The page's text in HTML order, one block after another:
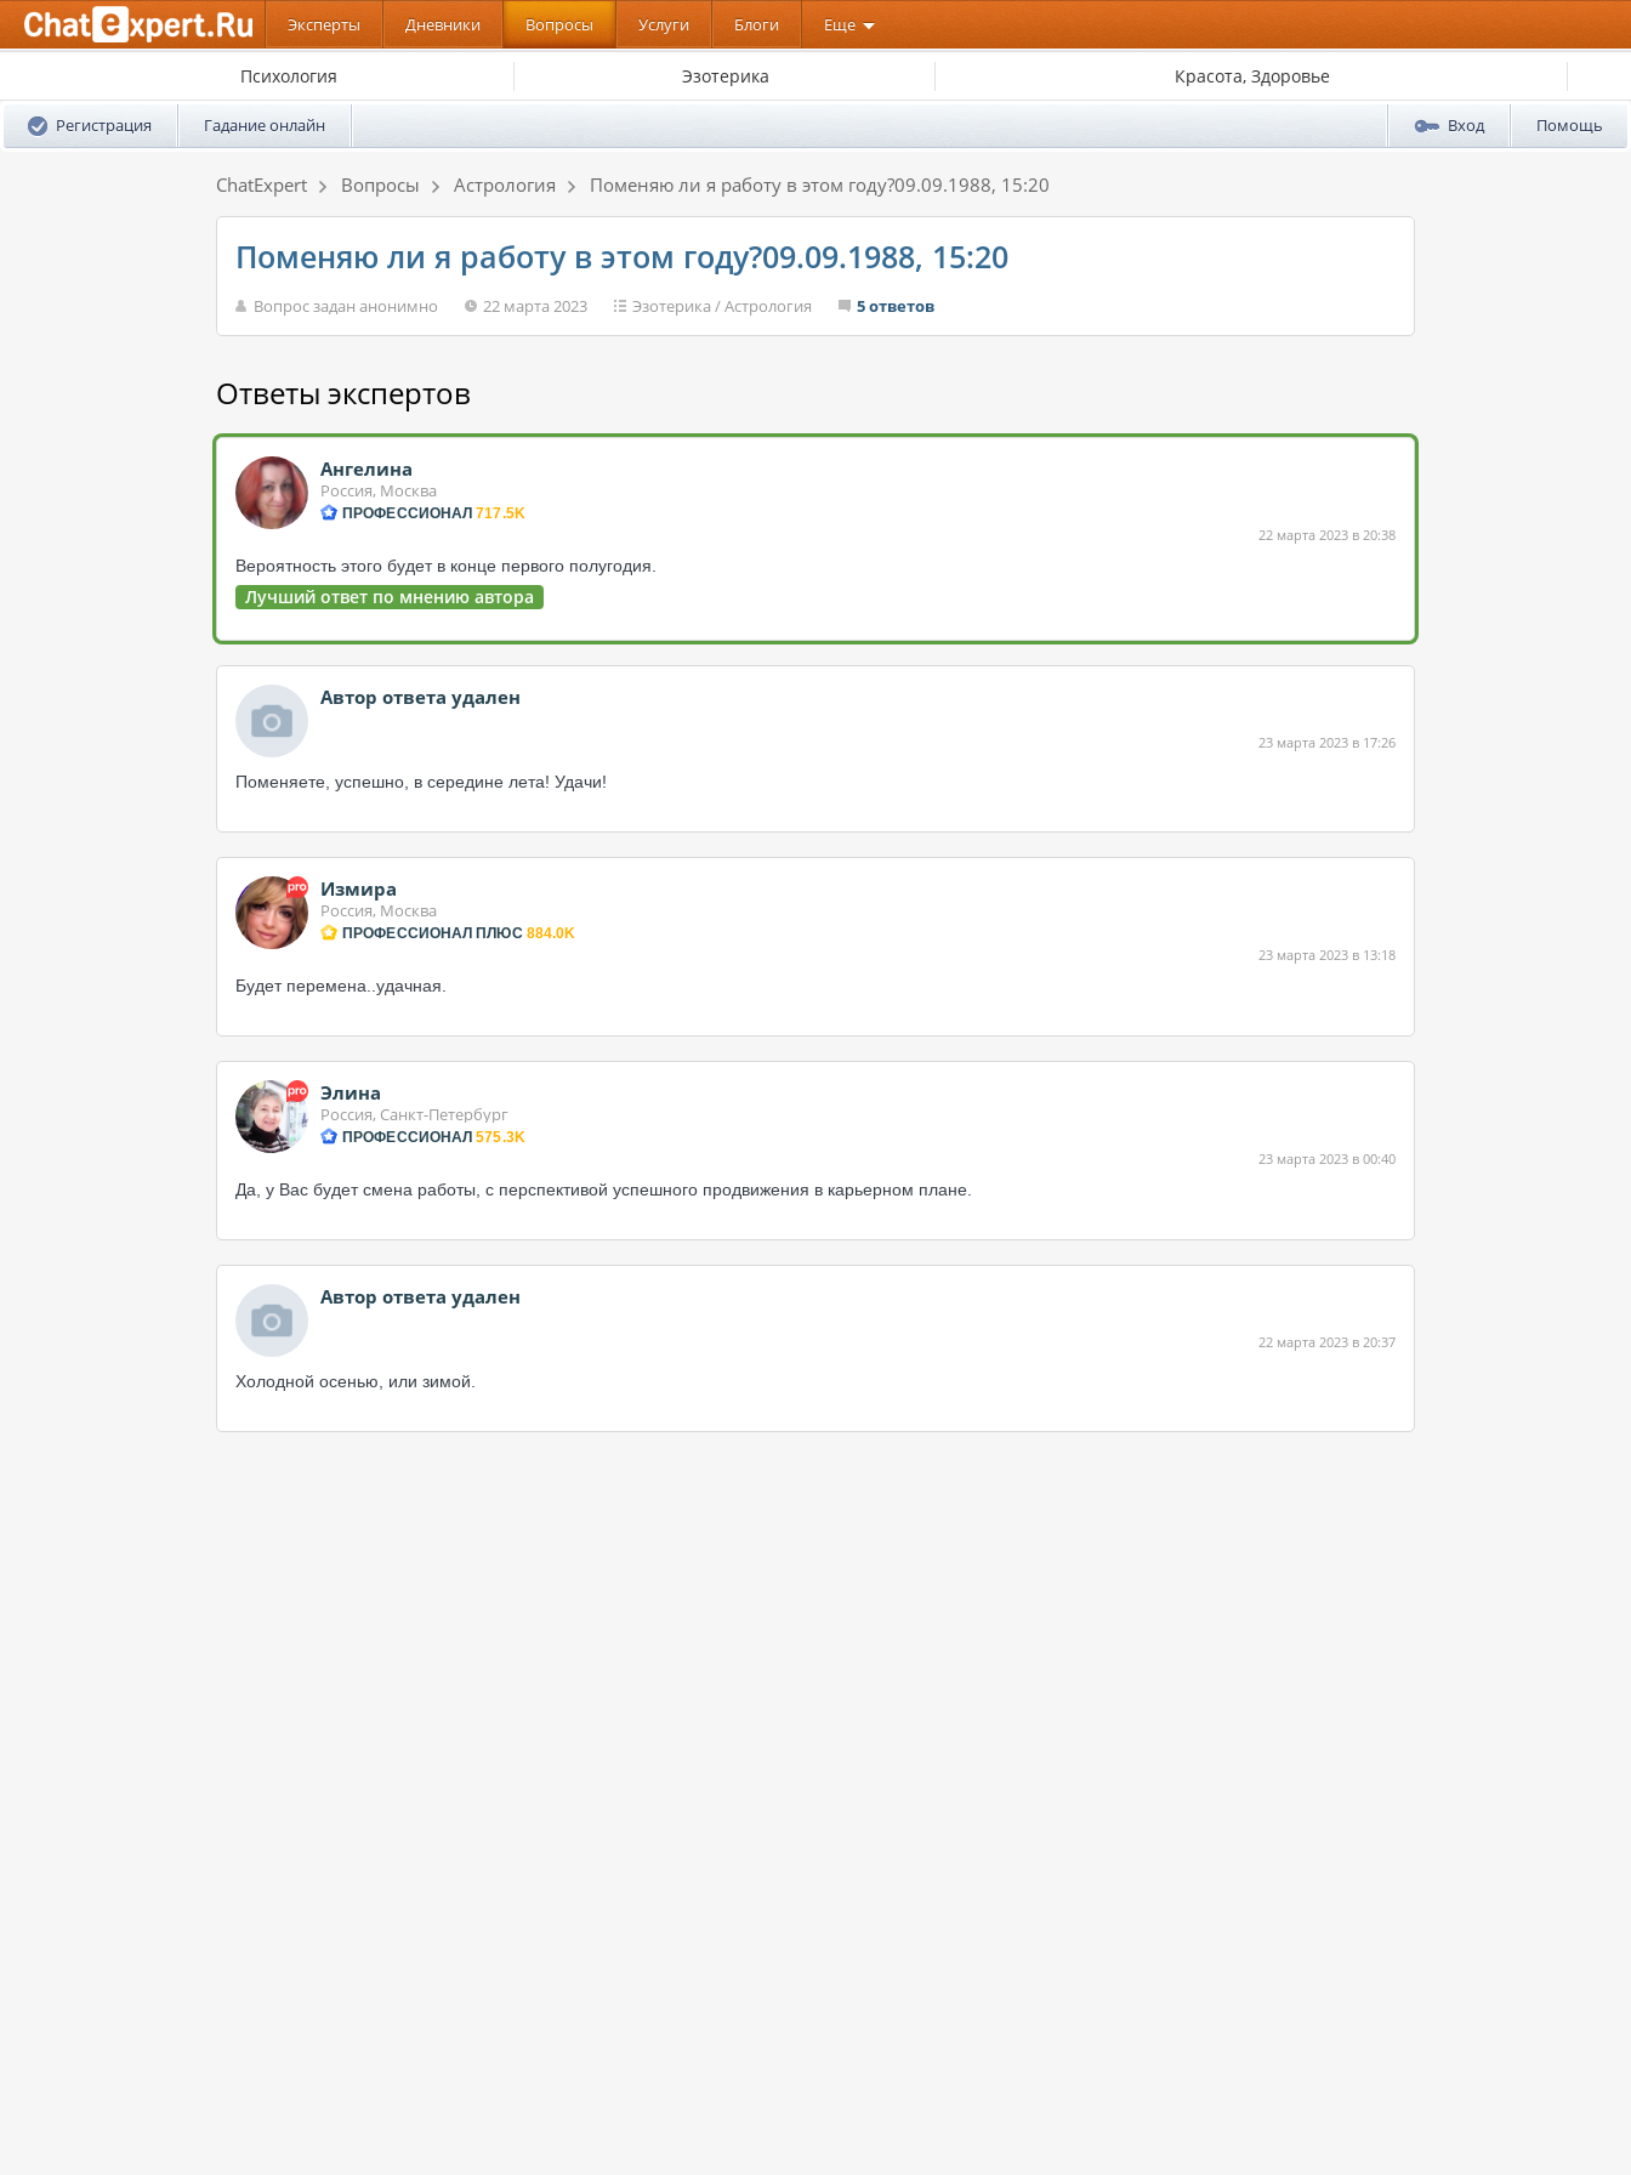
Эксперты Дневники Вопросы Услуги Блоги Еще
Психология Эзотерика Красота, Здоровье
Регистрация Гадание онлайн Вход Помощь
ChatExpert Вопросы Астрология Поменяю ли я работу в этом году?09.09.1988, 15:20
Поменяю ли я работу в этом году?09.09.1988, 15:20
Вопрос задан анонимно 22 марта 2023 Эзотерика /Астрология 5 ответов
Ответы экспертов
Ангелина
Россия, Москва
ПРОФЕССИОНАЛ 717.5K
22 марта 2023 в 20:38
Вероятность этого будет в конце первого полугодия.
Лучший ответ по мнению автора
Автор ответа удален
23 марта 2023 в 17:26
Поменяете, успешно, в середине лета! Удачи!
Измира
Россия, Москва
ПРОФЕССИОНАЛ ПЛЮС 884.0K
23 марта 2023 в 13:18
Будет перемена..удачная.
Элина
Россия, Санкт-Петербург
ПРОФЕССИОНАЛ 575.3K
23 марта 2023 в 00:40
Да, у Вас будет смена работы, с перспективой успешного продвижения в карьерном плане.
Автор ответа удален
22 марта 2023 в 20:37
Холодной осенью, или зимой.